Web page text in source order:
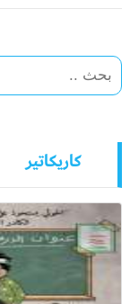
كاريكاتير